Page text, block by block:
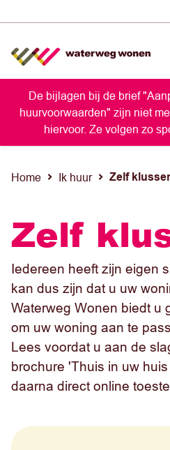
De bijlagen bij de brief
huurvoorwaarden" zijn niet
hiervoor. Ze volgen zo
Home Ik huur Zelf
Zelf
Iedereen heeft zijn eigen
kan dus zijn dat u uw
Waterweg Wonen biedt u
om uw woning aan te
Lees voordat u aan de
brochure 'Thuis in uw huis
daarna direct online